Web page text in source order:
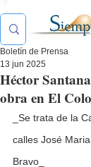
Héctor
obra en El
Boletín de Prensa
13 jun 2025
_Se trata de la
calles José
Bravo_